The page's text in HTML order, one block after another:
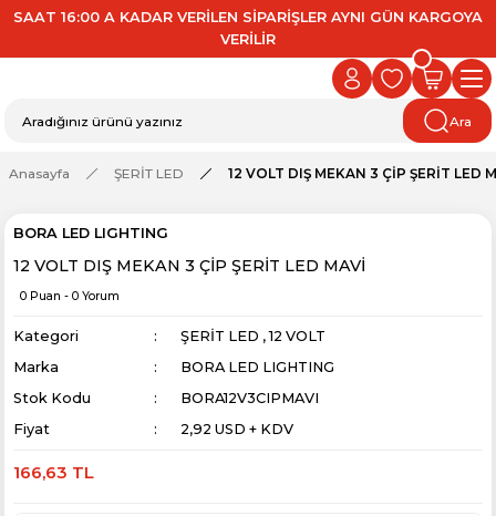
SAAT 16:00 A KADAR VERİLEN SİPARİŞLER AYNI GÜN KARGOYA
VERİLİR
Ara
Anasayfa ŞERİT LED 12 VOLT DIŞ MEKAN 3 ÇİP ŞERİT LED
BORA LED LIGHTING
12 VOLT DIŞ MEKAN 3 ÇİP ŞERİT LED MAVİ
0 Puan - 0 Yorum
Kategori ŞERİT LED ,12 VOLT
Marka
BORA LED LIGHTING
Stok Kodu
BORA12V3CIPMAVI
Fiyat
2,92 USD + KDV
166,63 TL